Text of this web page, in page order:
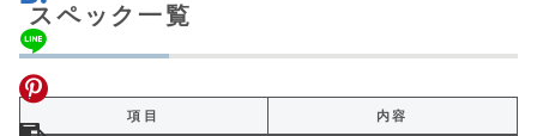
スペック一覧
項目 内容